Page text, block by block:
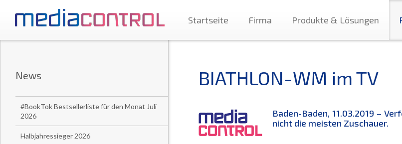
Startseite Firma Produkte & Lösungen
News
#BookTok Bestsellerliste für den Monat Juli
2026
Halbjahressieger 2026
BIATHLON-WM im TV
Baden-Baden, 11.03.2019 –
nicht die meisten Zuschauer.